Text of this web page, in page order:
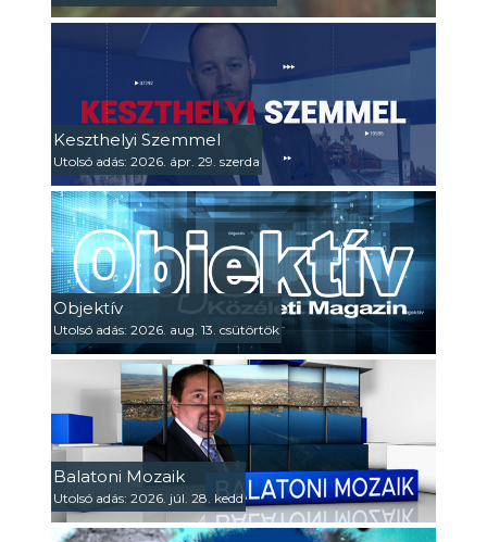
Keszthelyi Szemmel
Utolsó adás: 2026. ápr. 29. szerda
Objektív
Utolsó adás: 2026. aug. 13. csütörtök
Balatoni Mozaik
Utolsó adás: 2026. júl. 28. kedd